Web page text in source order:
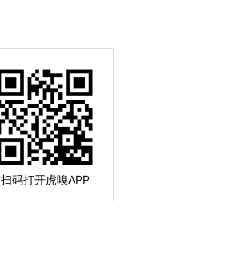
扫码打开虎嗅APP